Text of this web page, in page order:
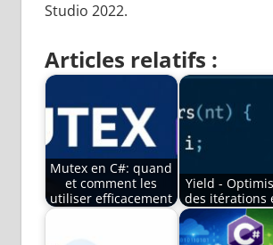
Studio 2022.
Articles relatifs :
Mutex en C#: quand
et comment les
utiliser efficacement
Yield -
des itérations